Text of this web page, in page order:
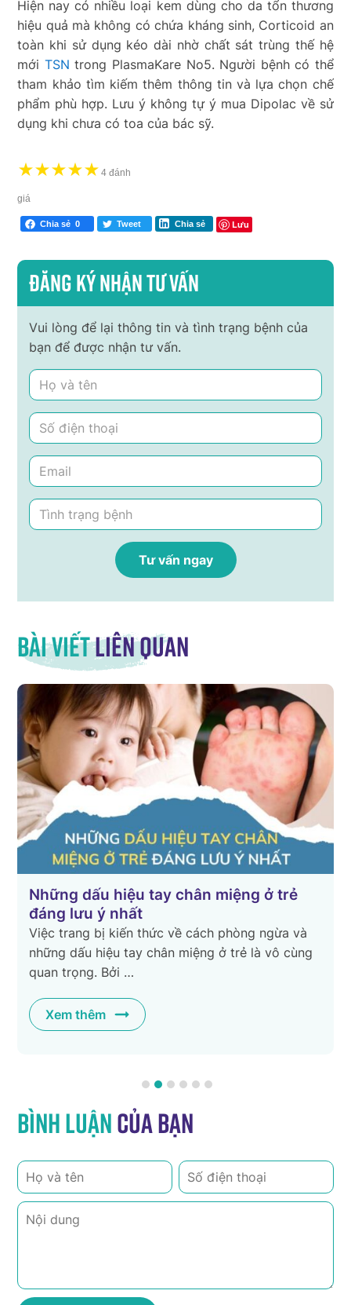
Hiện nay có nhiều loại kem dùng cho da tổn thương
hiệu quả mà không có chứa kháng sinh, Corticoid an
toàn khi sử dụng kéo dài nhờ chất sát trùng thế hệ
mới TSN trong PlasmaKare No5. Người bệnh có thể
tham khảo tìm kiếm thêm thông tin và lựa chọn chế
phẩm phù hợp. Lưu ý không tự ý mua Dipolac về sử
dụng khi chưa có toa của bác sỹ.
★★★★★ 4 đánh
giá
Chia sẻ 0 Tweet Chia sẻ Lưu
Đăng ký nhận tư vấn
Vui lòng để lại thông tin và tình trạng bệnh của
bạn để được nhận tư vấn.
Bài viếtliên quan
dấu hiệu tay chân miệng ở trẻ
lưu ý nhất
trang bị kiến thức về cách phòng ngừa và
dấu hiệu tay chân miệng ở trẻ là vô cùng
trọng. Bởi …
thêm
Mách
Tay
đặc biệt
Bình luậncủa bạn